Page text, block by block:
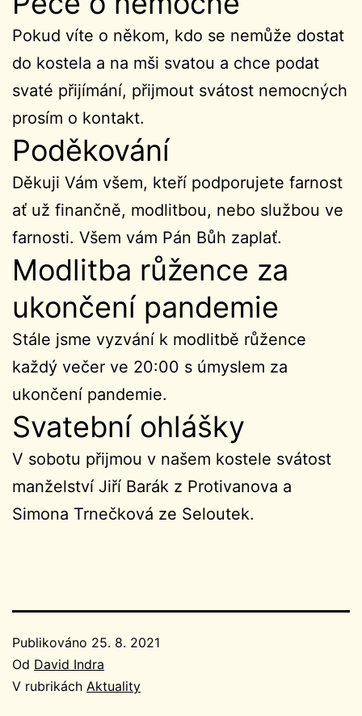
Pokud víte o někom, kdo se nemůže dostat
do kostela a na mši svatou a chce podat
svaté přijímání, přijmout svátost nemocných
prosím o kontakt.
Poděkování
Děkuji Vám všem, kteří podporujete farnost
ať už finančně, modlitbou, nebo službou ve
farnosti. Všem vám Pán Bůh zaplať.
Modlitba růžence za
ukončení pandemie
Stále jsme vyzvání k modlitbě růžence
každý večer ve 20:00 s úmyslem za
ukončení pandemie.
Svatební ohlášky
V sobotu přijmou v našem kostele svátost
manželství Jiří Barák z Protivanova a
Simona Trnečková ze Seloutek.
Publikováno 25. 8. 2021
Od David Indra
V rubrikách Aktuality